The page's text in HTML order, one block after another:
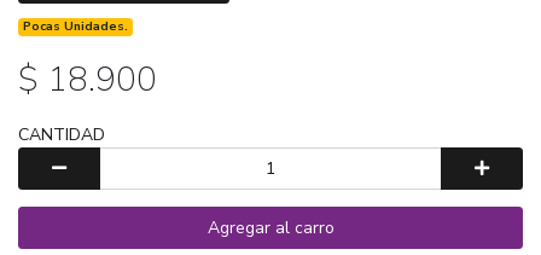
Pocas Unidades.
$ 18.900
CANTIDAD
Agregar al carro